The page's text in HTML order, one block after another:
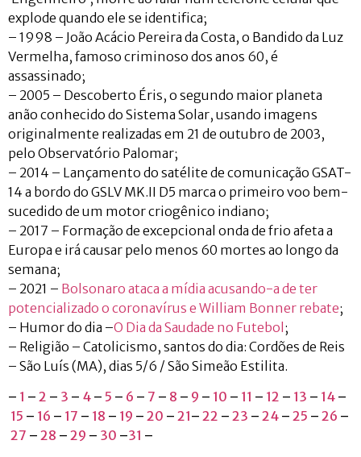
explode quando ele se identifica;
– 1998 – João Acácio Pereira da Costa, o Bandido da Luz
Vermelha, famoso criminoso dos anos 60, é
assassinado;
– 2005 – Descoberto Éris, o segundo maior planeta
anão conhecido do Sistema Solar, usando imagens
originalmente realizadas em 21 de outubro de 2003,
pelo Observatório Palomar;
– 2014 – Lançamento do satélite de comunicação GSAT-
14 a bordo do GSLV MK.II D5 marca o primeiro voo bem-
sucedido de um motor criogênico indiano;
– 2017 – Formação de excepcional onda de frio afeta a
Europa e irá causar pelo menos 60 mortes ao longo da
semana;
– 2021 – Bolsonaro ataca a mídia acusando-a de ter
potencializado o coronavírus e William Bonner rebate;
– Humor do dia –O Dia da Saudade no Futebol ;
– Religião – Catolicismo, santos do dia: Cordões de Reis
– São Luís (MA), dias 5/6 / São Simeão Estilita.
– 1 – 2 – 3 – 4 – 5 – 6 – 7 – 8 – 9 – 10 – 11 – 12 – 13 – 14 –
15 – 16 – 17 – 18 – 19 – 20 – 21– 22 – 23 – 24 – 25 – 26 –
27 – 28 – 29 – 30 –31 –